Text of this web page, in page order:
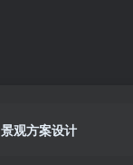
景观方案设计